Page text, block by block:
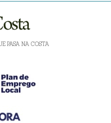
PASA NA COSTA